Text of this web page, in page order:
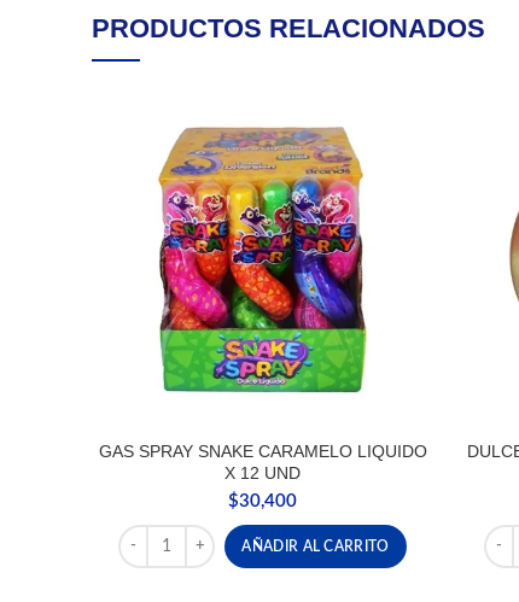
PRODUCTOS RELACIONADOS
GAS SPRAY SNAKE CARAMELO LIQUIDO
X 12 UND
$30,400
GAS SPRAY SNAKE CARAMELO LIQUIDO X 12 UND
AÑADIR AL CARRITO